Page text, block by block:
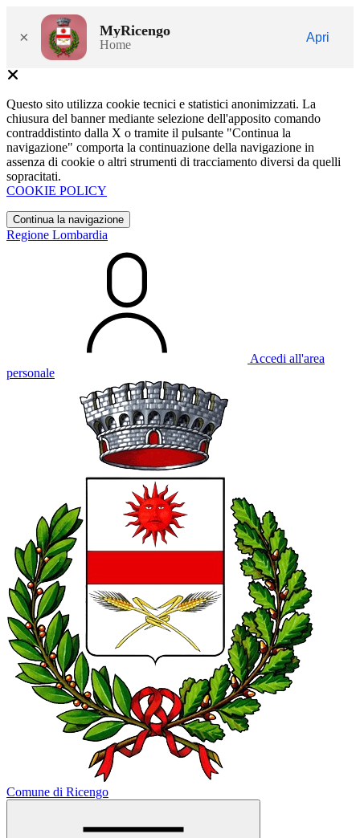
× MyRicengo
Home
Apri
Questo sito utilizza cookie tecnici e statistici anonimizzati. La
chiusura del banner mediante selezione dell'apposito comando
contraddistinto dalla X o tramite il pulsante "Continua la
navigazione" comporta la continuazione della navigazione in
assenza di cookie o altri strumenti di tracciamento diversi da quelli
sopracitati.
COOKIE POLICY
Continua la navigazione
Regione Lombardia
Accedi all'area
personale
Comune di Ricengo